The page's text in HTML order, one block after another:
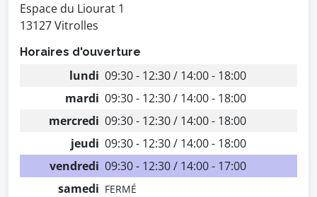
Espace du Liourat 1
13127 Vitrolles
Horaires d'ouverture
lundi 09:30 - 12:30 / 14:00 - 18:00
mardi 09:30 - 12:30 / 14:00 - 18:00
mercredi 09:30 - 12:30 / 14:00 - 18:00
jeudi 09:30 - 12:30 / 14:00 - 18:00
vendredi 09:30 - 12:30 / 14:00 - 17:00
samedi FERMÉ